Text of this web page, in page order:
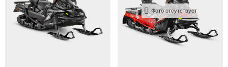
Фото отсутствует